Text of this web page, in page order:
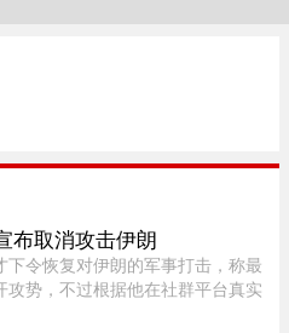
布取消攻击伊朗
下令恢复对伊朗的军事打击，称最
攻势，不过根据他在社群平台真实